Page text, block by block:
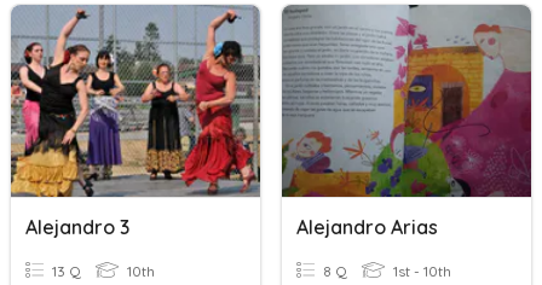
Alejandro 3
13 Q 10th
Alejandro Arias
8 Q 1st - 10th